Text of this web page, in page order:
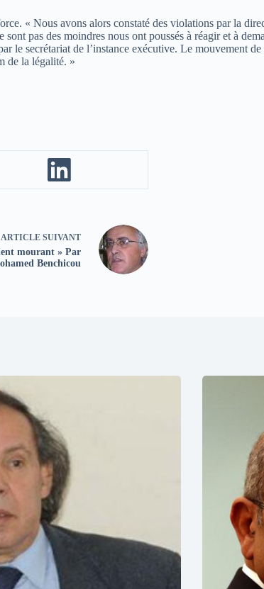
« Nous avons alors constaté des violations par la
pas des moindres nous ont poussés à réagir et à
le secrétariat de l’instance exécutive. Le mouvement
de la légalité. »
ARTICLE SUIVANT
mourant » Par
Benchicou